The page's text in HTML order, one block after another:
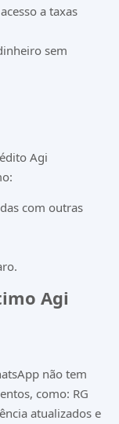
a taxas
sem
Agi
com outras
Agi
não tem
como: RG
atualizados e